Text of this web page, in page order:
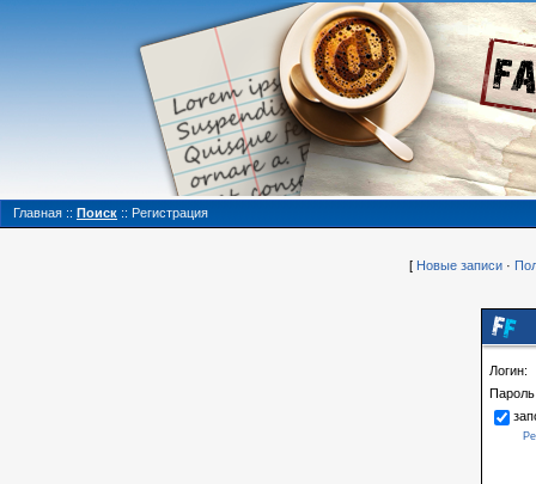
Главная :: Поиск :: Регистрация
[ Новые записи ·
Логин: